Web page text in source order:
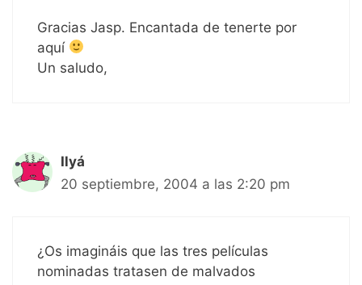
Gracias Jasp. Encantada de tenerte por
aquí
Un saludo,
Ilyá
20 septiembre, 2004 a las 2:20 pm
¿Os imagináis que las tres películas
nominadas tratasen de malvados